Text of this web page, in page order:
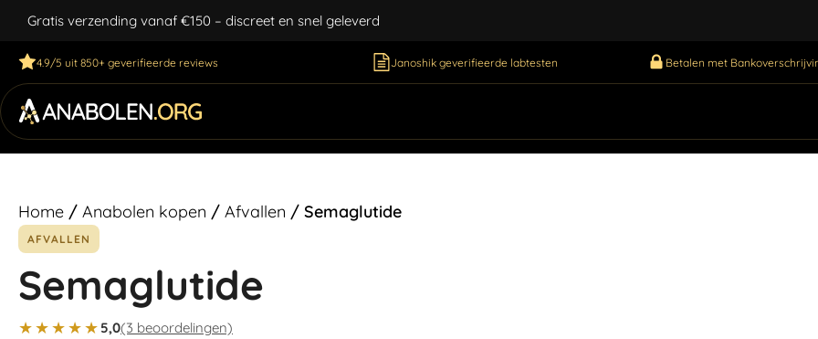
Gratis verzending vanaf €150 – discreet en snel geleverd
4.9/5 uit 850+ geverifieerde reviews Janoshik geverifieerde labtesten Betalen met
Home / Anabolen kopen / Afvallen / Semaglutide
AFVALLEN
Semaglutide
★★★★★ 5,0(3 beoordelingen)